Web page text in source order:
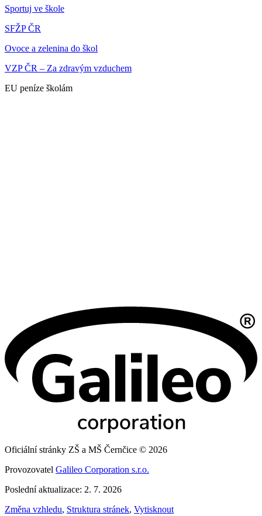
Sportuj ve škole
SFŽP ČR
Ovoce a zelenina do škol
VZP ČR – Za zdravým vzduchem
EU peníze školám
Oficiální stránky ZŠ a MŠ Černčice © 2026
Provozovatel Galileo Corporation s.r.o.
Poslední aktualizace: 2. 7. 2026
Změna vzhledu, Struktura stránek, Vytisknout